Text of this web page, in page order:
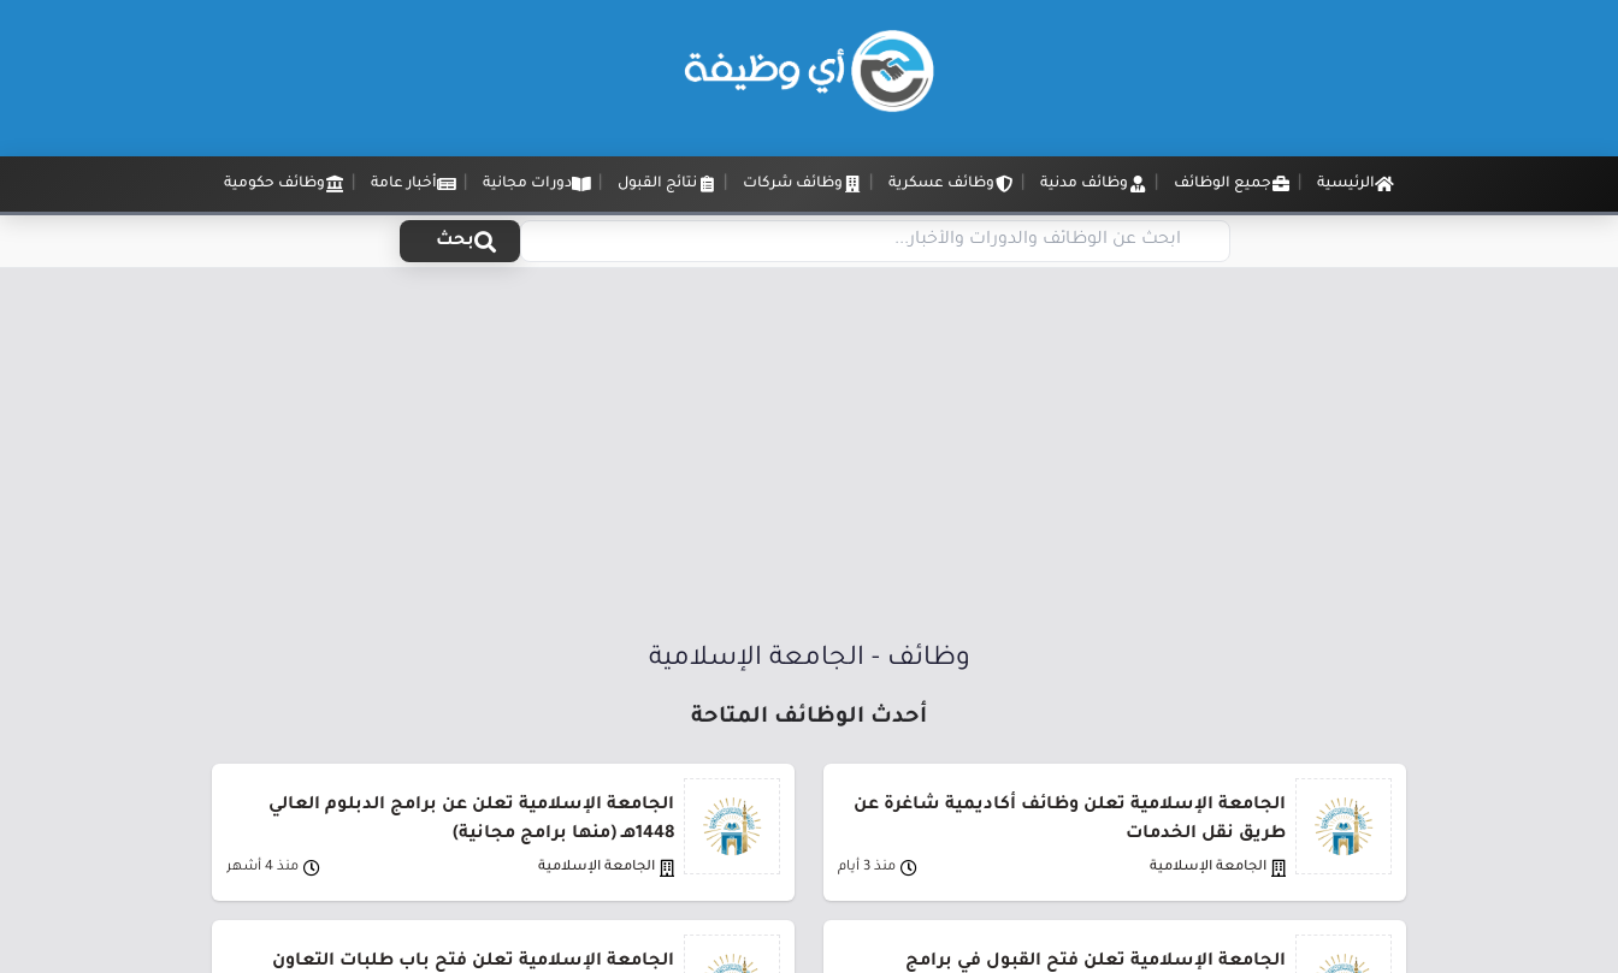
الرئيسية جميع الوظائف وظائف مدنية وظائف عسكرية وظائف شركات نتائج القبول دورات مجانية أخبار عامة وظائف حكومية
بحث
وظائف - الجامعة الإسلامية
أحدث الوظائف المتاحة
الجامعة الإسلامية تعلن وظائف أكاديمية شاغرة عن
طريق نقل الخدمات
الجامعة الإسلامية منذ 3 أيام
الجامعة الإسلامية تعلن عن برامج الدبلوم العالي
1448هـ (منها برامج مجانية)
الجامعة الإسلامية منذ 4 أشهر
الجامعة الإسلامية تعلن فتح القبول في برامج
الجامعة الإسلامية تعلن فتح باب طلبات التعاون